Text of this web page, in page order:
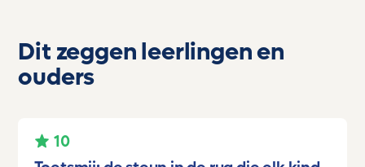
Dit zeggen leerlingen en
ouders
10